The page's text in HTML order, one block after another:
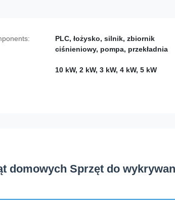
PLC, łożysko, silnik, zbiornik
ciśnieniowy, pompa, przekładnia
10 kW, 2 kW, 3 kW, 4 kW, 5 kW
domowych Sprzęt do